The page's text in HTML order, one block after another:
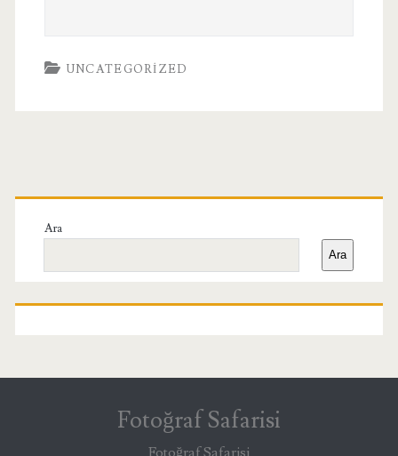
UNCATEGORIZED
Birincil
Yan
Menü
Ara
Ara
Fotoğraf Safarisi
Fotoğraf Safarisi